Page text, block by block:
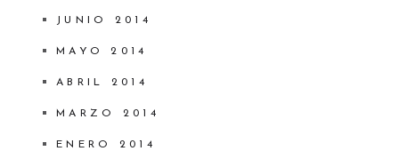
JUNIO 2014
MAYO 2014
ABRIL 2014
MARZO 2014
ENERO 2014